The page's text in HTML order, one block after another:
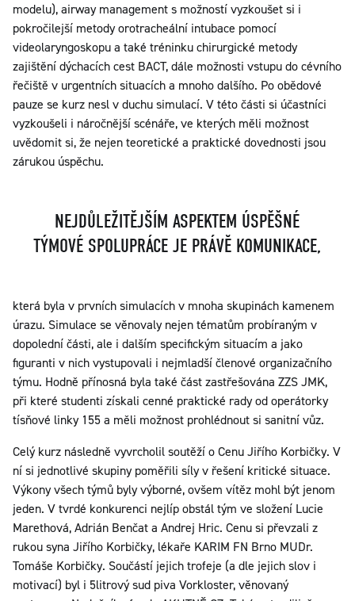
modelu), airway management s možností vyzkoušet si i
pokročilejší metody orotracheální intubace pomocí
videolaryngoskopu a také tréninku chirurgické metody
zajištění dýchacích cest BACT, dále možnosti vstupu do cévního
řečiště v urgentních situacích a mnoho dalšího. Po obědové
pauze se kurz nesl v duchu simulací. V této části si účastníci
vyzkoušeli i náročnější scénáře, ve kterých měli možnost
uvědomit si, že nejen teoretické a praktické dovednosti jsou
zárukou úspěchu.
NEJDŮLEŽITĚJŠÍM ASPEKTEM ÚSPĚŠNÉ
TÝMOVÉ SPOLUPRÁCE JE PRÁVĚ KOMUNIKACE,
která byla v prvních simulacích v mnoha skupinách kamenem
úrazu. Simulace se věnovaly nejen tématům probíraným v
dopolední části, ale i dalším specifickým situacím a jako
figuranti v nich vystupovali i nejmladší členové organizačního
týmu. Hodně přínosná byla také část zastřešována ZZS JMK,
při které studenti získali cenné praktické rady od operátorky
tísňové linky 155 a měli možnost prohlédnout si sanitní vůz.
Celý kurz následně vyvrcholil soutěží o Cenu Jiřího Korbičky. V
ní si jednotlivé skupiny poměřili síly v řešení kritické situace.
Výkony všech týmů byly výborné, ovšem vítěz mohl být jenom
jeden. V tvrdé konkurenci nejlíp obstál tým ve složení Lucie
Marethová, Adrián Benčat a Andrej Hric. Cenu si převzali z
rukou syna Jiřího Korbičky, lékaře KARIM FN Brno MUDr.
Tomáše Korbičky. Součástí jejich trofeje (a dle jejich slov i
motivací) byl i 5litrový sud piva Vorkloster, věnovaný